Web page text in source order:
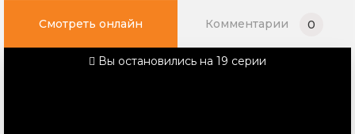
Смотреть онлайн Комментарии 0
Вы остановились на 19 серии